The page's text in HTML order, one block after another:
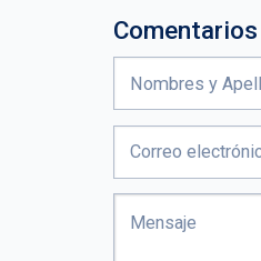
Comentarios